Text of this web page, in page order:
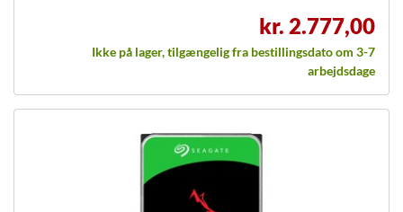
kr. 2.777,00
Ikke på lager, tilgængelig fra bestillingsdato om 3-7
arbejdsdage